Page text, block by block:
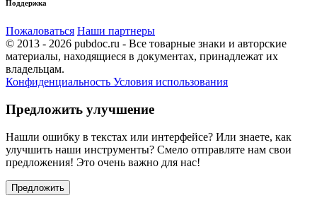
Поддержка
Пожаловаться Наши партнеры
© 2013 - 2026 pubdoc.ru - Все товарные знаки и авторские
материалы, находящиеся в документах, принадлежат их
владельцам.
Конфиденциальность Условия использования
Предложить улучшение
Нашли ошибку в текстах или интерфейсе? Или знаете, как
улучшить наши инструменты? Смело отправляте нам свои
предложения! Это очень важно для нас!
Предложить